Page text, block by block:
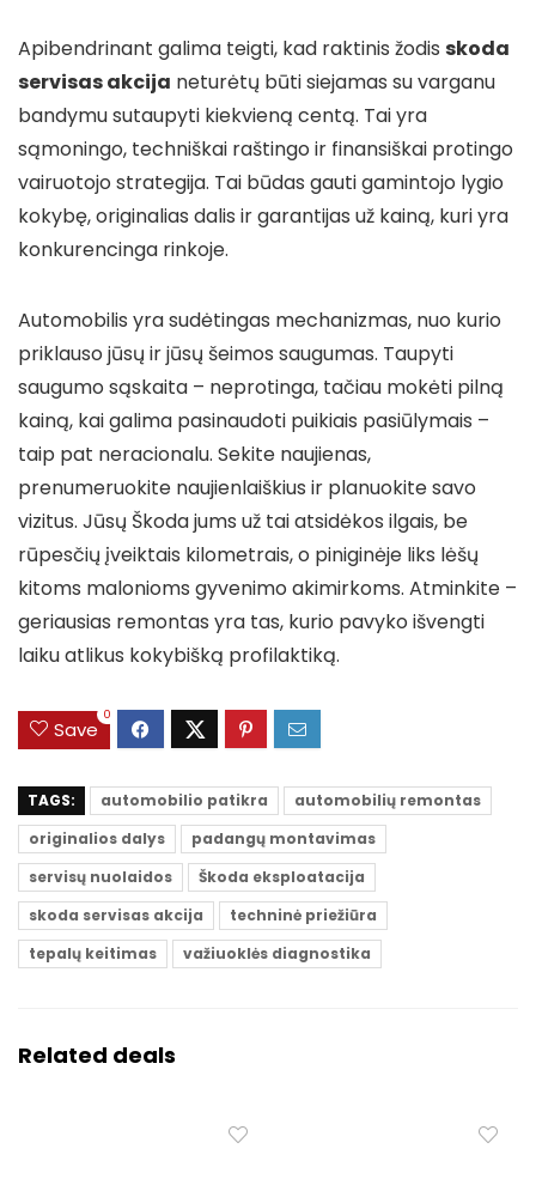
Apibendrinant galima teigti, kad raktinis žodis skoda
servisas akcija neturėtų būti siejamas su varganu
bandymu sutaupyti kiekvieną centą. Tai yra
sąmoningo, techniškai raštingo ir finansiškai protingo
vairuotojo strategija. Tai būdas gauti gamintojo lygio
kokybę, originalias dalis ir garantijas už kainą, kuri yra
konkurencinga rinkoje.
Automobilis yra sudėtingas mechanizmas, nuo kurio
priklauso jūsų ir jūsų šeimos saugumas. Taupyti
saugumo sąskaita – neprotinga, tačiau mokėti pilną
kainą, kai galima pasinaudoti puikiais pasiūlymais –
taip pat neracionalu. Sekite naujienas,
prenumeruokite naujienlaiškius ir planuokite savo
vizitus. Jūsų Škoda jums už tai atsidėkos ilgais, be
rūpesčių įveiktais kilometrais, o piniginėje liks lėšų
kitoms malonioms gyvenimo akimirkoms. Atminkite –
geriausias remontas yra tas, kurio pavyko išvengti
laiku atlikus kokybišką profilaktiką.
Save
0
TAGS: automobilio patikra
automobilių remontas
originalios dalys
padangų montavimas
servisų nuolaidos
Škoda eksploatacija
skoda servisas akcija
techninė priežiūra
tepalų keitimas
važiuoklės diagnostika
Related deals